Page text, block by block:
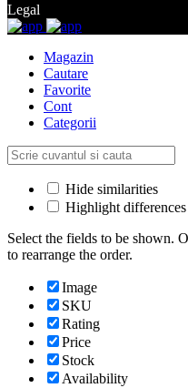
Legal
Magazin
Cautare
Favorite
Cont
Categorii
Hide similarities
Highlight differences
Select the fields to be shown.
to rearrange the order.
Image
SKU
Rating
Price
Stock
Availability